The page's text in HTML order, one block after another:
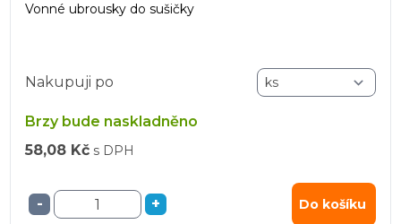
Vonné ubrousky do sušičky
Nakupuji po
Brzy bude naskladněno
58,08 Kč s DPH
- + Do košíku